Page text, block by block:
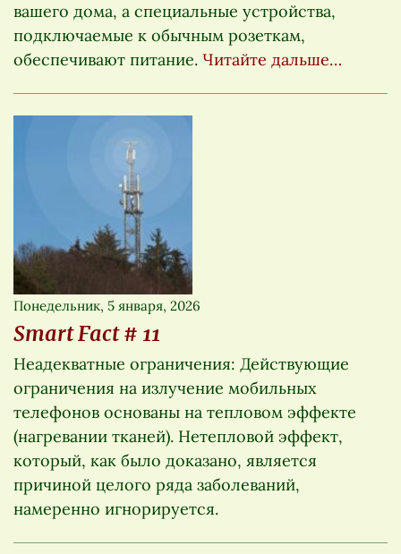
вашего дома, а специальные устройства,
подключаемые к обычным розеткам,
обеспечивают питание. Читайте дальше…
Понедельник, 5 января, 2026
Smart Fact # 11
Неадекватные ограничения: Действующие
ограничения на излучение мобильных
телефонов основаны на тепловом эффекте
(нагревании тканей). Нетепловой эффект,
который, как было доказано, является
причиной целого ряда заболеваний,
намеренно игнорируется.